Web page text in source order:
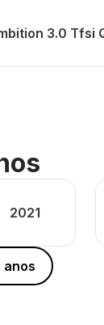
3.0 Tfsi
2021
anos